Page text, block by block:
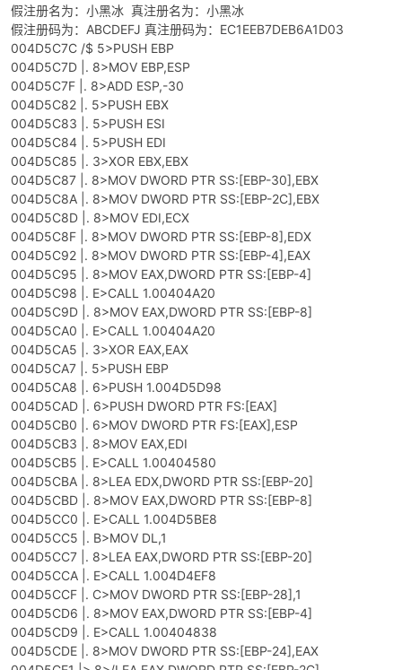
假注册名为：小黑冰 真注册名为：小黑冰
假注册码为：ABCDEFJ 真注册码为：EC1EEB7DEB6A1D03
004D5C7C /$ 5>PUSH EBP
004D5C7D |. 8>MOV EBP,ESP
004D5C7F |. 8>ADD ESP,-30
004D5C82 |. 5>PUSH EBX
004D5C83 |. 5>PUSH ESI
004D5C84 |. 5>PUSH EDI
004D5C85 |. 3>XOR EBX,EBX
004D5C87 |. 8>MOV DWORD PTR SS:[EBP-30],EBX
004D5C8A |. 8>MOV DWORD PTR SS:[EBP-2C],EBX
004D5C8D |. 8>MOV EDI,ECX
004D5C8F |. 8>MOV DWORD PTR SS:[EBP-8],EDX
004D5C92 |. 8>MOV DWORD PTR SS:[EBP-4],EAX
004D5C95 |. 8>MOV EAX,DWORD PTR SS:[EBP-4]
004D5C98 |. E>CALL 1.00404A20
004D5C9D |. 8>MOV EAX,DWORD PTR SS:[EBP-8]
004D5CA0 |. E>CALL 1.00404A20
004D5CA5 |. 3>XOR EAX,EAX
004D5CA7 |. 5>PUSH EBP
004D5CA8 |. 6>PUSH 1.004D5D98
004D5CAD |. 6>PUSH DWORD PTR FS:[EAX]
004D5CB0 |. 6>MOV DWORD PTR FS:[EAX],ESP
004D5CB3 |. 8>MOV EAX,EDI
004D5CB5 |. E>CALL 1.00404580
004D5CBA |. 8>LEA EDX,DWORD PTR SS:[EBP-20]
004D5CBD |. 8>MOV EAX,DWORD PTR SS:[EBP-8]
004D5CC0 |. E>CALL 1.004D5BE8
004D5CC5 |. B>MOV DL,1
004D5CC7 |. 8>LEA EAX,DWORD PTR SS:[EBP-20]
004D5CCA |. E>CALL 1.004D4EF8
004D5CCF |. C>MOV DWORD PTR SS:[EBP-28],1
004D5CD6 |. 8>MOV EAX,DWORD PTR SS:[EBP-4]
004D5CD9 |. E>CALL 1.00404838
004D5CDE |. 8>MOV DWORD PTR SS:[EBP-24],EAX